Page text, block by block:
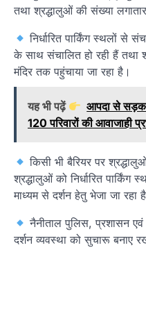
तथा श्रद्धालुओं की संख्या
निर्धारित पार्किंग स्थलों से
के साथ संचालित हो रही हैं तथा
मंदिर तक पहुंचाया जा रहा है।
यह भी पढ़ें
आपदा से सड़क
120 परिवारों की आवाजाही
किसी भी बैरियर पर
श्रद्धालुओं को निर्धारित
माध्यम से दर्शन हेतु भेजा जा रहा
नैनीताल पुलिस, प्रशासन एवं
दर्शन व्यवस्था को सुचारू बनाए